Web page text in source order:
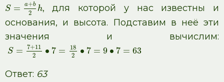
S = a+b
2 h, для которой у нас известны и
основания, и высота. Подставим в неё эти
значения и вычислим:
S = 7+11
2
∙ 7 =
18
2
∙ 7 = 9 ∙ 7 = 63
Ответ: 63